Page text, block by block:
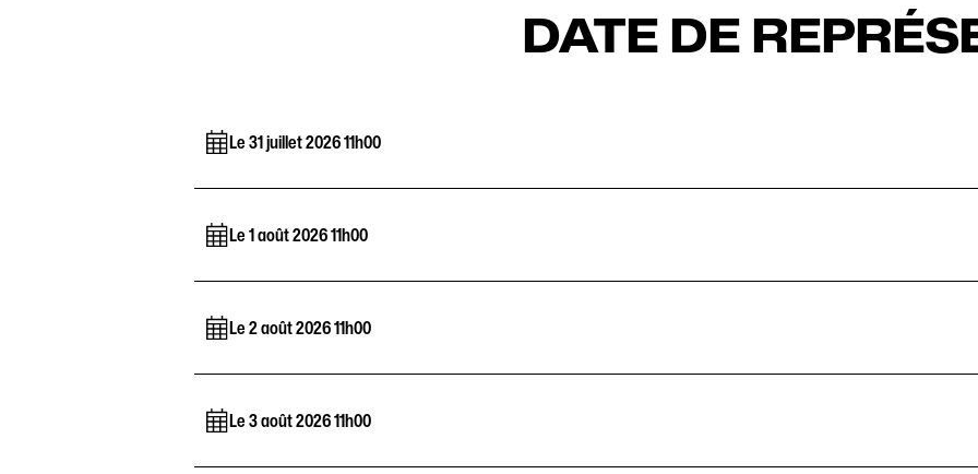
DATE DE
Le 31 juillet 2026 11h00
Le 1 août 2026 11h00
Le 2 août 2026 11h00
Le 3 août 2026 11h00